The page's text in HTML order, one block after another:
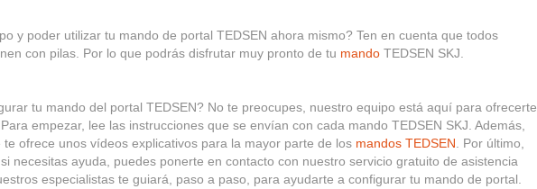
y poder utilizar tu mando de portal TEDSEN ahora mismo? Ten en cuenta que todos
con pilas. Por lo que podrás disfrutar muy pronto de tu mando TEDSEN SKJ.
tu mando del portal TEDSEN? No te preocupes, nuestro equipo está aquí para ofrecerte
empezar, lee las instrucciones que se envían con cada mando TEDSEN SKJ. Además,
te ofrece unos vídeos explicativos para la mayor parte de los mandos TEDSEN. Por último,
necesitas ayuda, puedes ponerte en contacto con nuestro servicio gratuito de asistencia
especialistas te guiará, paso a paso, para ayudarte a configurar tu mando de portal.